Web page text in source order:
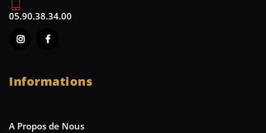
05.90.38.34.00
Informations
A Propos de Nous